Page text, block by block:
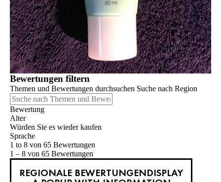
Bewertungen filtern
Themen und Bewertungen durchsuchen Suche nach Region
Bewertung
Alter
Würden Sie es wieder kaufen
Sprache
1 to 8 von 65 Bewertungen
1 – 8 von 65 Bewertungen
REGIONALE BEWERTUNGENDISPLAY